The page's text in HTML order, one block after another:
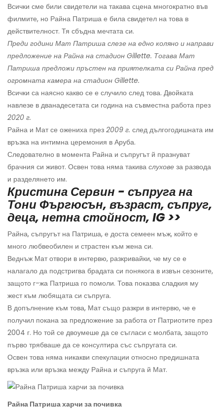
Всички сме били свидетели на такава сцена многократно във
филмите, но Райна Патриша е била свидетел на това в
действителност. Тя сбъдна мечтата си.
Преди години Мат Патриша слезе на едно коляно и направи
предложение на Райна на стадион Gillette. Тогава Мат
Патриша предложи пръстен на приятелката си Райна пред
огромната камера на стадион Gillette.
Всички са наясно какво се е случило след това. Двойката
навлезе в дванадесетата си година на съвместна работа през
2020 г.
Райна и Мат се ожениха през 2009 г. след дългогодишната им
връзка на интимна церемония в Аруба.
Следователно в момента Райна и съпругът й празнуват
брачния си живот. Освен това няма такива слухове за развода
и разделянето им.
Кристина Сервин - съпруга на
Тони Фъргюсън, възраст, съпруг,
деца, нетна стойност, IG >>
Райна, съпругът на Патриша, е доста семеен мъж, който е
много любвеобилен и страстен към жена си.
Веднъж Мат отвори в интервю, разкривайки, че му се е
налагало да подстригва брадата си понякога в извън сезоните,
защото г-жа Патриша го помоли. Това показва сладкия му
жест към любящата си съпруга.
В допълнение към това, Мат също разкри в интервю, че е
получил покана за предложение за работа от Патриотите през
2004 г. Но той се двоумеше да се съгласи с молбата, защото
първо трябваше да се консултира със съпругата си.
Освен това няма никакви спекулации относно предишната
връзка или връзка между Райна и съпруга й Мат.
Райна Патриша харчи за почивка